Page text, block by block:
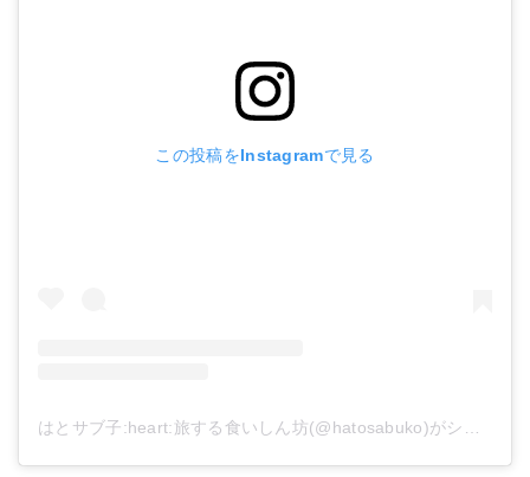
この投稿をInstagramで見る
はとサブ子:heart:旅する食いしん坊(@hatosabuko)がシェアした投稿